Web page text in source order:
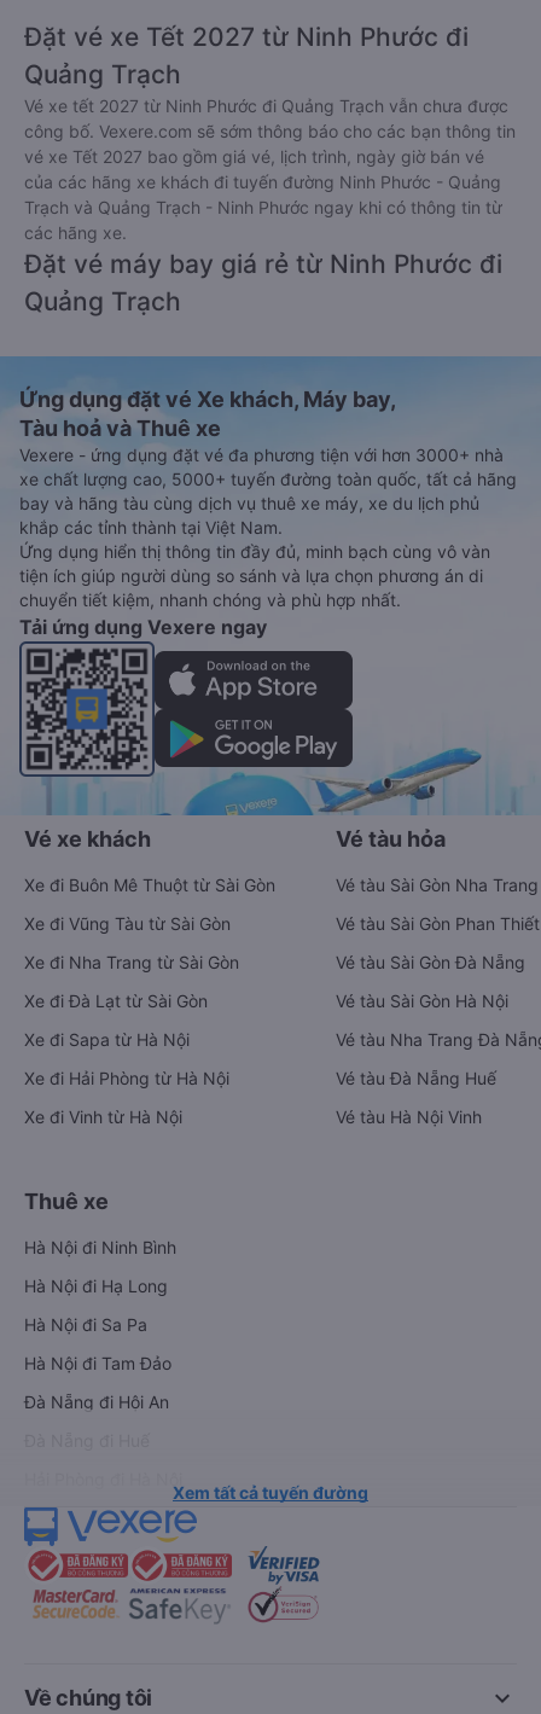
Đặt vé xe Tết 2027 từ Ninh Phước đi
Quảng Trạch
Vé xe tết 2027 từ Ninh Phước đi Quảng Trạch vẫn chưa được
công bố. Vexere.com sẽ sớm thông báo cho các bạn thông tin
vé xe Tết 2027 bao gồm giá vé, lịch trình, ngày giờ bán vé
của các hãng xe khách đi tuyến đường Ninh Phước - Quảng
Trạch và Quảng Trạch - Ninh Phước ngay khi có thông tin từ
các hãng xe.
Đặt vé máy bay giá rẻ từ Ninh Phước đi
Quảng Trạch
Ứng dụng đặt vé Xe khách, Máy bay,
Tàu hoả và Thuê xe
Vexere - ứng dụng đặt vé đa phương tiện với hơn 3000+ nhà
xe chất lượng cao, 5000+ tuyến đường toàn quốc, tất cả hãng
bay và hãng tàu cùng dịch vụ thuê xe máy, xe du lịch phủ
khắp các tỉnh thành tại Việt Nam.
Ứng dụng hiển thị thông tin đầy đủ, minh bạch cùng vô vàn
tiện ích giúp người dùng so sánh và lựa chọn phương án di
chuyển tiết kiệm, nhanh chóng và phù hợp nhất.
Tải ứng dụng Vexere ngay
Vé xe khách
Xe đi Buôn Mê Thuột từ Sài Gòn
Xe đi Vũng Tàu từ Sài Gòn
Xe đi Nha Trang từ Sài Gòn
Xe đi Đà Lạt từ Sài Gòn
Xe đi Sapa từ Hà Nội
Xe đi Hải Phòng từ Hà Nội
Xe đi Vinh từ Hà Nội
Vé tàu hỏa
Vé tàu Sài Gòn Nha Trang
Vé tàu Sài Gòn Phan Thiết
Vé tàu Sài Gòn Đà Nẵng
Vé tàu Sài Gòn Hà Nội
Vé tàu Nha Trang Đà
Vé tàu Đà Nẵng Huế
Vé tàu Hà Nội Vinh
Thuê xe
Hà Nội đi Ninh Bình
Hà Nội đi Hạ Long
Hà Nội đi Sa Pa
Hà Nội đi Tam Đảo
Đà Nẵng đi Hội An
Xem tất cả tuyến đường
keyboard_arrow_down
Về chúng tôi